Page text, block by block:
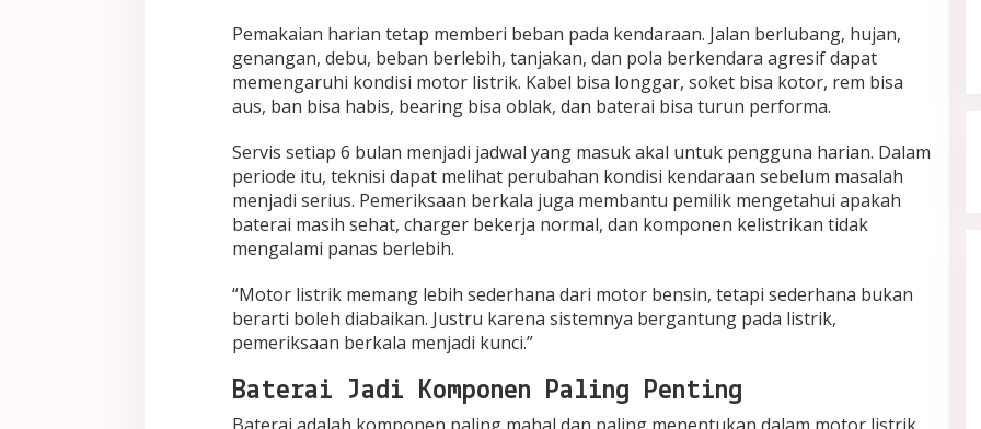
Pemakaian harian tetap memberi beban pada kendaraan. Jalan berlubang, hujan,
genangan, debu, beban berlebih, tanjakan, dan pola berkendara agresif dapat
memengaruhi kondisi motor listrik. Kabel bisa longgar, soket bisa kotor, rem bisa
aus, ban bisa habis, bearing bisa oblak, dan baterai bisa turun performa.
Servis setiap 6 bulan menjadi jadwal yang masuk akal untuk pengguna harian. Dalam
periode itu, teknisi dapat melihat perubahan kondisi kendaraan sebelum masalah
menjadi serius. Pemeriksaan berkala juga membantu pemilik mengetahui apakah
baterai masih sehat, charger bekerja normal, dan komponen kelistrikan tidak
mengalami panas berlebih.
“Motor listrik memang lebih sederhana dari motor bensin, tetapi sederhana bukan
berarti boleh diabaikan. Justru karena sistemnya bergantung pada listrik,
pemeriksaan berkala menjadi kunci.”
Baterai Jadi Komponen Paling PentingQuiet Luxury Tetap Diminati,
Sederhana tapi Terlihat Berkelas